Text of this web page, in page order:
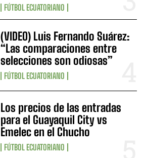
FÚTBOL ECUATORIANO
(VIDEO) Luis Fernando Suárez:
“Las comparaciones entre
selecciones son odiosas”
FÚTBOL ECUATORIANO
Los precios de las entradas
para el Guayaquil City vs
Emelec en el Chucho
FÚTBOL ECUATORIANO